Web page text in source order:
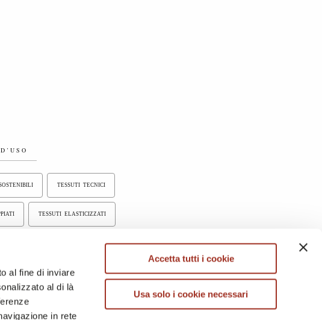
al fine di inviare
al di là
in rete
Accetta tutti i cookie
Usa solo i cookie necessari
TESSUTI TECNICI
TESSUTI ELASTICIZZATI
TESSUTI TINTI IN FILO